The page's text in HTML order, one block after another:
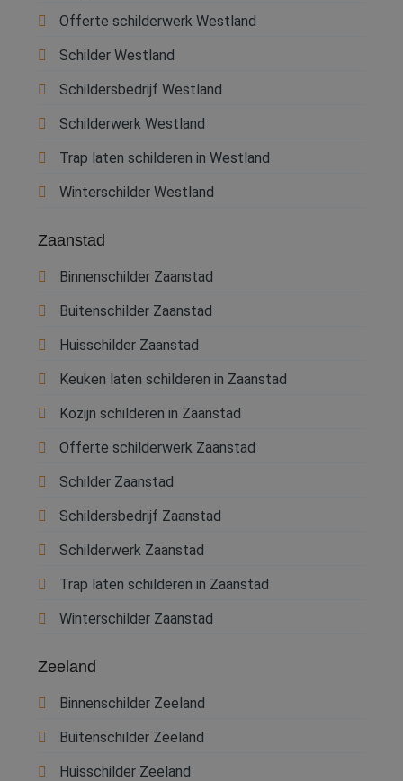
Offerte schilderwerk Westland
Schilder Westland
Schildersbedrijf Westland
Schilderwerk Westland
Trap laten schilderen in Westland
Winterschilder Westland
Zaanstad
Binnenschilder Zaanstad
Buitenschilder Zaanstad
Huisschilder Zaanstad
Keuken laten schilderen in Zaanstad
Kozijn schilderen in Zaanstad
Offerte schilderwerk Zaanstad
Schilder Zaanstad
Schildersbedrijf Zaanstad
Schilderwerk Zaanstad
Trap laten schilderen in Zaanstad
Winterschilder Zaanstad
Zeeland
Binnenschilder Zeeland
Buitenschilder Zeeland
Huisschilder Zeeland